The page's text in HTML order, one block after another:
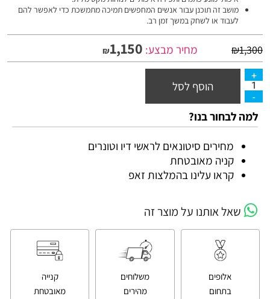
מושב זה תוכנן עבור אנשים המחפשים תמיכה מתמשכת כדי לאפשר להם
לעבוד או לשחק במשך זמן רב.
₪1,300 מחיר מבצע: ₪1,150
הוסף לסל
למה לבחור בנו?
מחירים סיטונאים לראשי דיו וטונרים
קניה מאובטחת
קראו עלינו בהמלצות זאפ
שאל אותנו על מוצר זה
אלופים
בתחום
משלוחים
מהירים
קנייה
מאובטחת